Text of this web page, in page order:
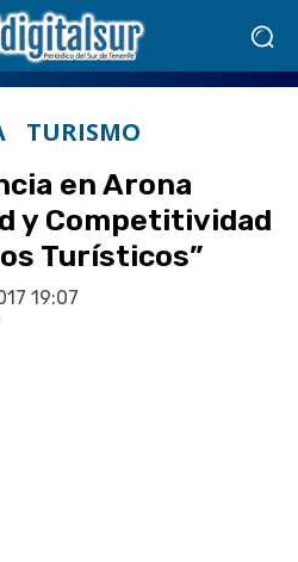
TURISMO
en Arona
y Competitividad
Turísticos”
19:07